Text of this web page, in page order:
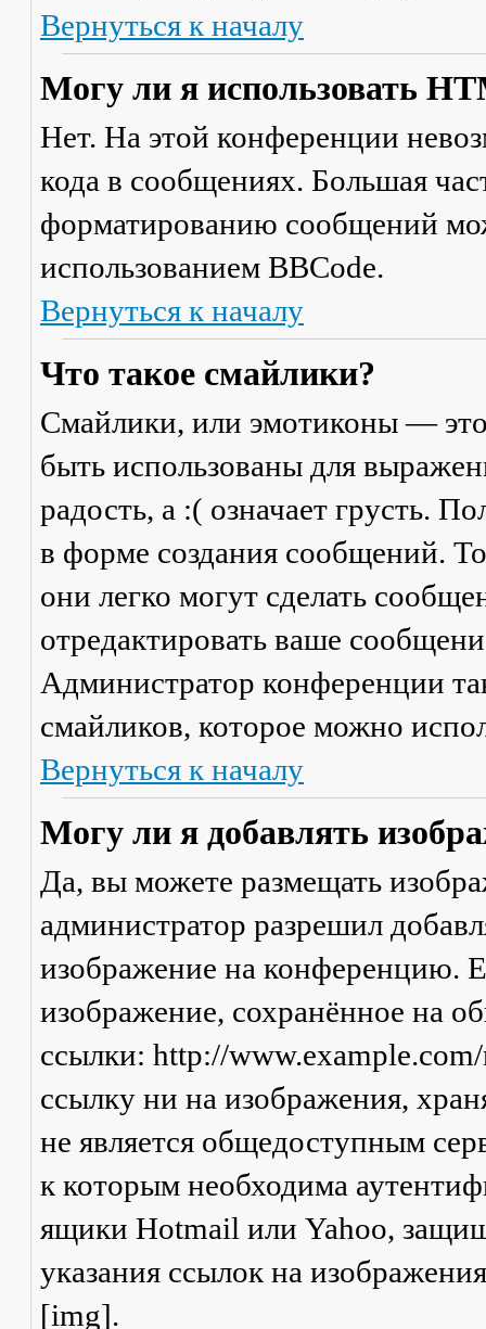
Вернуться к началу
Могу ли я использовать
Нет. На этой конференции
кода в сообщениях. Большая
форматированию сообщений
использованием BBCode.
Вернуться к началу
Что такое смайлики?
Смайлики, или эмотиконы —
быть использованы для
радость, а :( означает грусть.
в форме создания сообщений.
они легко могут сделать
отредактировать ваше
Администратор конференции
смайликов, которое можно
Вернуться к началу
Могу ли я добавлять
Да, вы можете размещать
администратор разрешил
изображение на конференцию.
изображение, сохранённое на
ссылки: http://
ссылку ни на изображения,
не является общедоступным
к которым необходима
ящики Hotmail или Yahoo,
указания ссылок на
[img].